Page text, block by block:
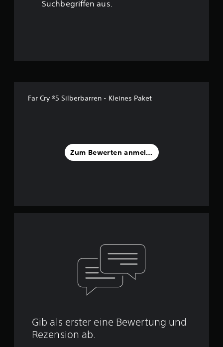
Suchbegriffen aus.
Far Cry ®5 Silberbarren - Kleines Paket
Zum Bewerten anmelden
Gib als erster eine Bewertung und
Rezension ab.